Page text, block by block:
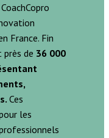
France. Fin
de 36 000
Ces
les